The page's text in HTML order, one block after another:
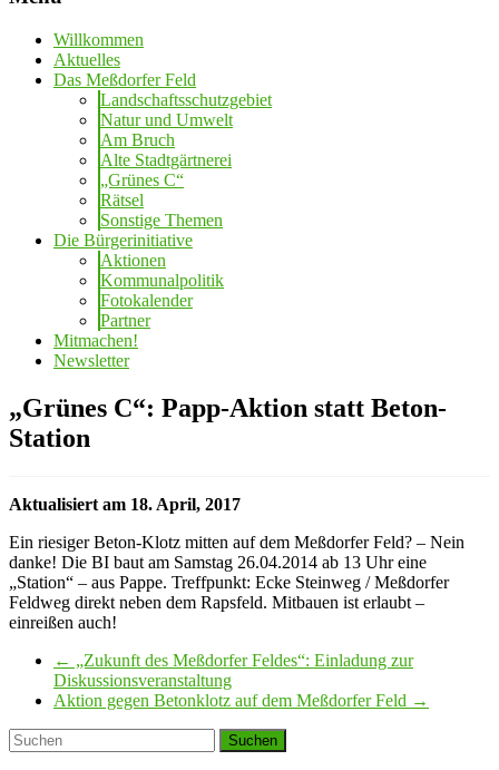
Willkommen
Aktuelles
Das Meßdorfer Feld
Landschaftsschutzgebiet
Natur und Umwelt
Am Bruch
Alte Stadtgärtnerei
„Grünes C“
Rätsel
Sonstige Themen
Die Bürgerinitiative
Aktionen
Kommunalpolitik
Fotokalender
Partner
Mitmachen!
Newsletter
„Grünes C“: Papp-Aktion statt Beton-
Station
Aktualisiert am 18. April, 2017
Ein riesiger Beton-Klotz mitten auf dem Meßdorfer Feld? – Nein
danke! Die BI baut am Samstag 26.04.2014 ab 13 Uhr eine
„Station“ – aus Pappe. Treffpunkt: Ecke Steinweg / Meßdorfer
Feldweg direkt neben dem Rapsfeld. Mitbauen ist erlaubt –
einreißen auch!
← „Zukunft des Meßdorfer Feldes“: Einladung zur
Diskussionsveranstaltung
Aktion gegen Betonklotz auf dem Meßdorfer Feld →